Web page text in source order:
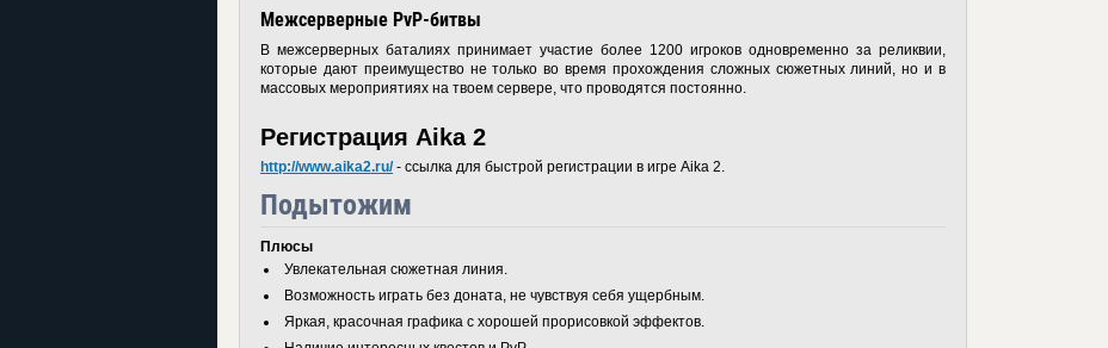
Межсерверные PvP-битвы
В межсерверных баталиях принимает участие более 1200 игроков одновременно за реликвии,
которые дают преимущество не только во время прохождения сложных сюжетных линий, но и в
массовых мероприятиях на твоем сервере, что проводятся постоянно.
Регистрация Aika 2
http://www.aika2.ru/- ссылка для быстрой регистрации в игре Aika 2.
Подытожим
Плюсы
Увлекательная сюжетная линия.
Возможность играть без доната, не чувствуя себя ущербным.
Яркая, красочная графика с хорошей прорисовкой эффектов.